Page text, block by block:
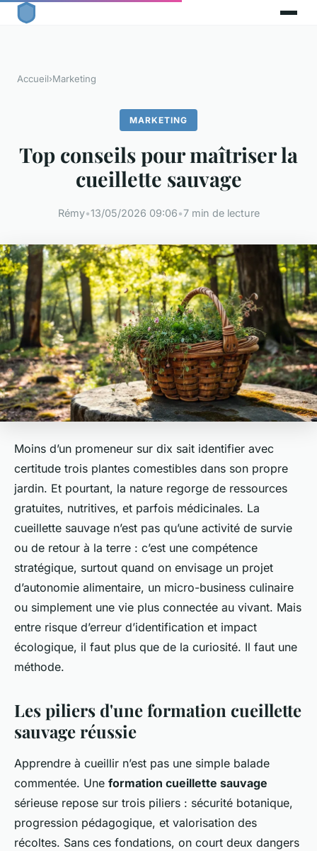
Accueil›Marketing
MARKETING
Top conseils pour maîtriser la
cueillette sauvage
Rémy•13/05/2026 09:06•7 min de lecture
Moins d’un promeneur sur dix sait identifier avec
certitude trois plantes comestibles dans son propre
jardin. Et pourtant, la nature regorge de ressources
gratuites, nutritives, et parfois médicinales. La
cueillette sauvage n’est pas qu’une activité de survie
ou de retour à la terre : c’est une compétence
stratégique, surtout quand on envisage un projet
d’autonomie alimentaire, un micro-business culinaire
ou simplement une vie plus connectée au vivant. Mais
entre risque d’erreur d’identification et impact
écologique, il faut plus que de la curiosité. Il faut une
méthode.
Les piliers d'une formation cueillette
sauvage réussie
Apprendre à cueillir n’est pas une simple balade
commentée. Une formation cueillette sauvage
sérieuse repose sur trois piliers : sécurité botanique,
progression pédagogique, et valorisation des
récoltes. Sans ces fondations, on court deux dangers